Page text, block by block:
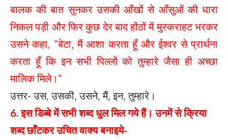
बालक की बात सुनकर उसकी आँखों से आँसुओं की धारा
निकल पड़ी और फिर कुछ देर बाद होंठों में मुस्कराहट भरकर
उसने कहा, “बेटा, मैं आशा करता हूँ और ईश्वर से प्रार्थना
करता हूँ कि इन सभी पिल्लों को तुम्हारे जैसा ही अच्छा
मालिक मिले।”
उत्तर- उस, उसकी, उसने, मैं, इन, तुम्हारे।
6. इस डिब्बे में सभी शब्द धुल मिल गये हैं। उनमें से क्रिया
शब्द छाँटकर उचित वाक्य बनाइये-